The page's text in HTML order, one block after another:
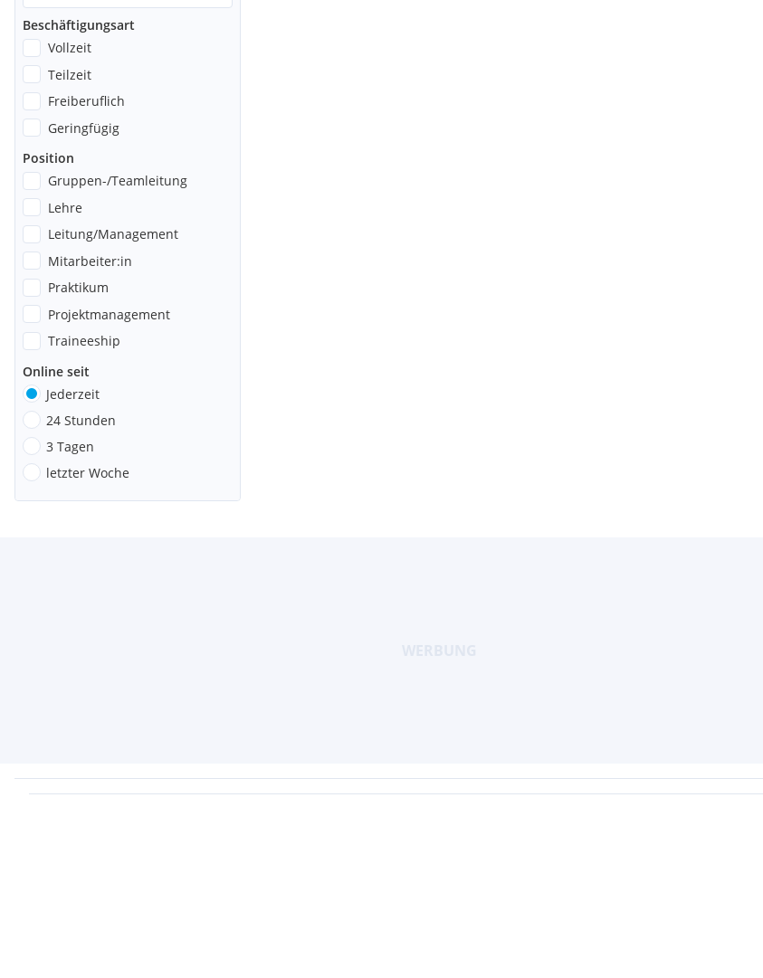
Beschäftigungsart
Vollzeit
Teilzeit
Freiberuflich
Geringfügig
Position
Gruppen-/Teamleitung
Lehre
Leitung/Management
Mitarbeiter:in
Praktikum
Projektmanagement
Traineeship
Online seit
Jederzeit
24 Stunden
3 Tagen
letzter Woche